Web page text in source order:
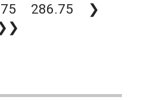
286.75
❯